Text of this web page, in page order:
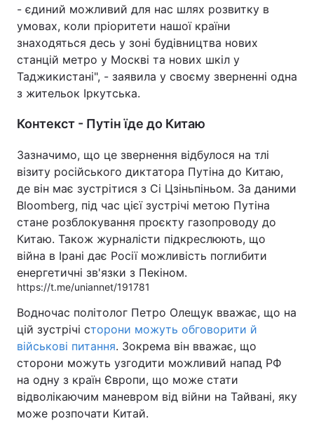
- єдиний можливий для нас шлях розвитку в
умовах, коли пріоритети нашої країни
знаходяться десь у зоні будівництва нових
станцій метро у Москві та нових шкіл у
Таджикистані", - заявила у своєму зверненні одна
з жительок Іркутська.
Контекст - Путін їде до Китаю
Зазначимо, що це звернення відбулося на тлі
візиту російського диктатора Путіна до Китаю,
де він має зустрітися з Сі Цзіньпіньом. За даними
Bloomberg, під час цієї зустрічі метою Путіна
стане розблокування проєкту газопроводу до
Китаю. Також журналісти підкреслюють, що
війна в Ірані дає Росії можливість поглибити
енергетичні зв'язки з Пекіном.
https://t.me/uniannet/191781
Водночас політолог Петро Олещук вважає, що на
цій зустрічі сторони можуть обговорити й
військові питання. Зокрема він вважає, що
сторони можуть узгодити можливий напад РФ
на одну з країн Європи, що може стати
відволікаючим маневром від війни на Тайвані, яку
може розпочати Китай.